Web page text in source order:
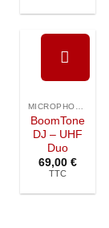
la liste de
souhaits
BoomTone
DJ – UHF
Duo
69,00 €
TTC